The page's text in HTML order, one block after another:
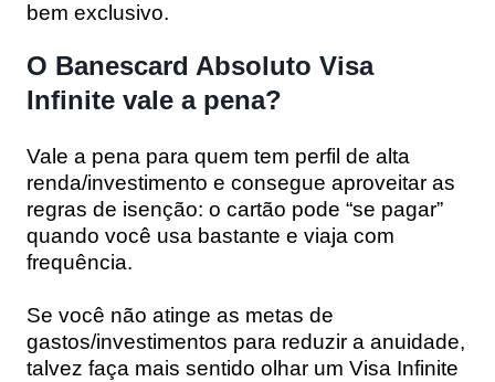
bem exclusivo.
O Banescard Absoluto Visa
Infinite vale a pena?
Vale a pena para quem tem perfil de alta
renda/investimento e consegue aproveitar as
regras de isenção: o cartão pode “se pagar”
quando você usa bastante e viaja com
frequência.
Se você não atinge as metas de
gastos/investimentos para reduzir a anuidade,
talvez faça mais sentido olhar um Visa Infinite